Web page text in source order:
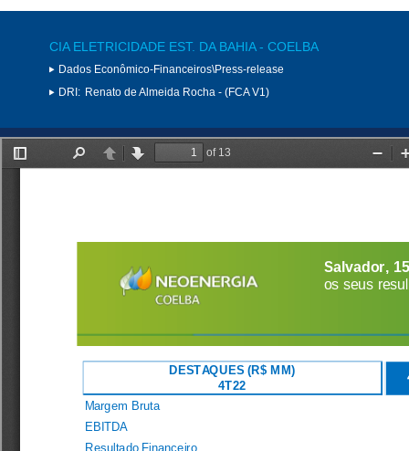
CIA ELETRICIDADE EST. DA BAHIA - COELBA
Dados Econômico-Financeiros\Press-release
DRI: Renato de Almeida Rocha - (FCA V1)